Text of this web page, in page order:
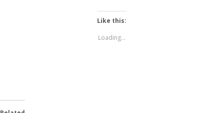
Like this:
Loading...